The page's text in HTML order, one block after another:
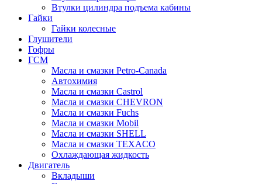
Втулки цилиндра подъема кабины
Гайки
Гайки колесные
Глушители
Гофры
ГСМ
Масла и смазки Petro-Canada
Автохимия
Масла и смазки Castrol
Масла и смазки CHEVRON
Масла и смазки Fuchs
Масла и смазки Mobil
Масла и смазки SHELL
Масла и смазки TEXACO
Охлаждающая жидкость
Двигатель
Вкладыши